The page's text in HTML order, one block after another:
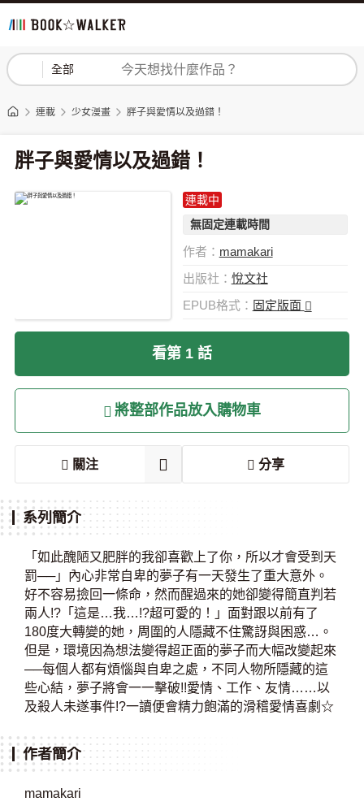
全部 登入 註冊
連載 少女漫畫 胖子與愛情以及過錯！
胖子與愛情以及過錯！
連載中
無固定連載時間
作者： mamakari
出版社： 悅文社
EPUB格式： 固定版面
看第 1 話
將整部作品放入購物車
關注 分享
系列簡介
「如此醜陋又肥胖的我卻喜歡上了你，所以才會受到天
罰──」內心非常自卑的夢子有一天發生了重大意外。
好不容易撿回一條命，然而醒過來的她卻變得簡直判若
兩人!?「這是…我…!?超可愛的！」面對跟以前有了
180度大轉變的她，周圍的人隱藏不住驚訝與困惑…。
但是，環境因為想法變得超正面的夢子而大幅改變起來
──每個人都有煩惱與自卑之處，不同人物所隱藏的這
些心結，夢子將會一一擊破!!愛情、工作、友情……以
及殺人未遂事件!?一讀便會精力飽滿的滑稽愛情喜劇☆
作者簡介
mamakari